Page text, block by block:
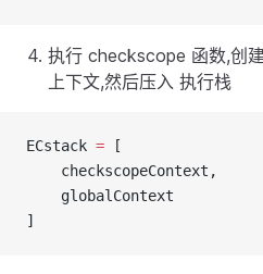
执行 checkscope 函数,创
上下文,然后压入 执行栈
ECstack = [
    checkscopeContext,
    globalContext
]